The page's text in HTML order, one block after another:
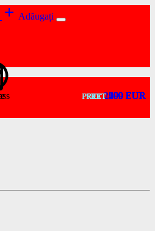
add Adăugați
PRET2400 EUR
PRET1100 EUR
PRET599 EUR
PRET599 EUR
PRET599 EUR
PRET950 EUR
PRET599 EUR
PRET599 EUR
PRET599 EUR
PRET599 EUR